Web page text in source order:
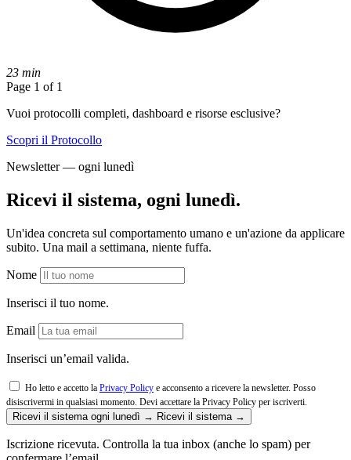
23 min
Page 1 of 1
Vuoi protocolli completi, dashboard e risorse esclusive?
Scopri il Protocollo
Newsletter — ogni lunedì
Ricevi il sistema, ogni lunedì.
Un'idea concreta sul comportamento umano e un'azione da applicare
subito. Una mail a settimana, niente fuffa.
Nome
Inserisci il tuo nome.
Email
Inserisci un’email valida.
Ho letto e accetto la Privacy Policy e acconsento a ricevere la newsletter. Posso
disiscrivermi in qualsiasi momento. Devi accettare la Privacy Policy per iscriverti.
Ricevi il sistema ogni lunedì → Ricevi il sistema →
Iscrizione ricevuta. Controlla la tua inbox (anche lo spam) per